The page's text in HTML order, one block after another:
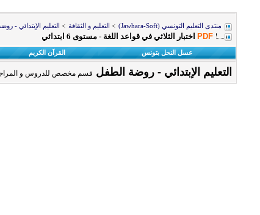
منتدى التعليم التونسي (Jawhara-Soft) > التعليم و الثقافة > التعليم الإبتدائي -
PDF اختبار الثلاثي في قواعد اللغة - مستوى 6 ابتدائي
عسل النحل بتونس القرآن الكريم
التعليم الإبتدائي - روضة الطفل قسم مخصص للدروس و المراجع